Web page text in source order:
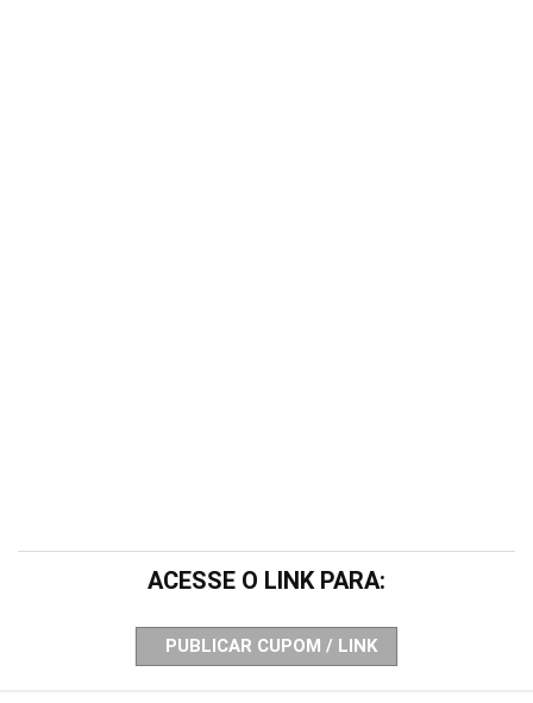
ACESSE O LINK PARA:
PUBLICAR CUPOM / LINK